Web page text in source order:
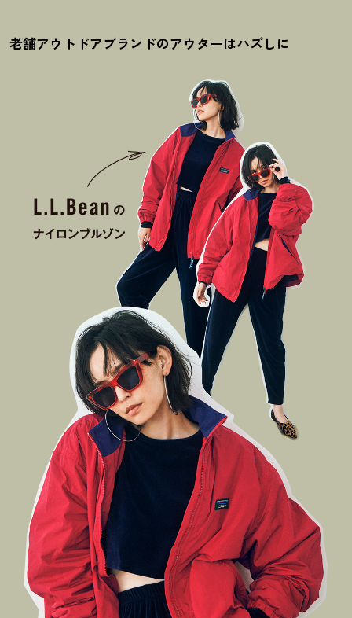
老舗アウトドアブランドのアウターはハズしに